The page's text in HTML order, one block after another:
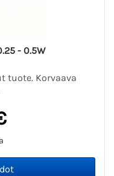
- 0.5W
tuote. Korvaava